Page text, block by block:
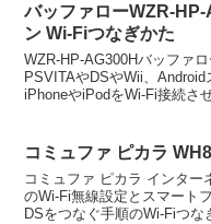
バッファローWZR-
ン Wi-Fiつなぎかた
WZR-HP-AG300Hバッファ
PSVITAやDSやWii、Android
iPhoneやiPodをWi-Fi接続さ
コミュファ ピカラ
コミュファ ピカラ インター
のWi-Fi無線設定とスマート
DSをつなぐ手順のWi-Fiつ